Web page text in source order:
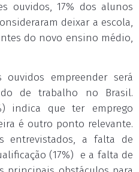
ouvidos, 17% dos alunos
deixar a escola,
do novo ensino médio,
ouvidos empreender será
de trabalho no Brasil.
indica que ter emprego
é outro ponto relevante.
entrevistados, a falta de
(17%) e a falta de